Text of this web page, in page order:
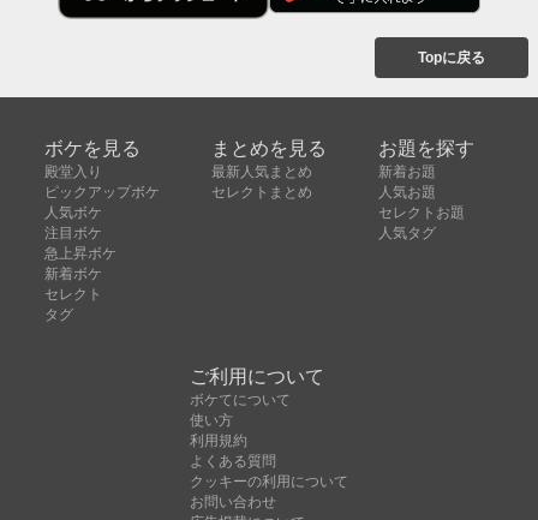
Topに戻る
ボケを見る
殿堂入り
ピックアップボケ
人気ボケ
注目ボケ
急上昇ボケ
新着ボケ
セレクト
タグ
まとめを見る
最新人気まとめ
セレクトまとめ
お題を探す
新着お題
人気お題
セレクトお題
人気タグ
ご利用について
ボケてについて
使い方
利用規約
よくある質問
クッキーの利用について
お問い合わせ